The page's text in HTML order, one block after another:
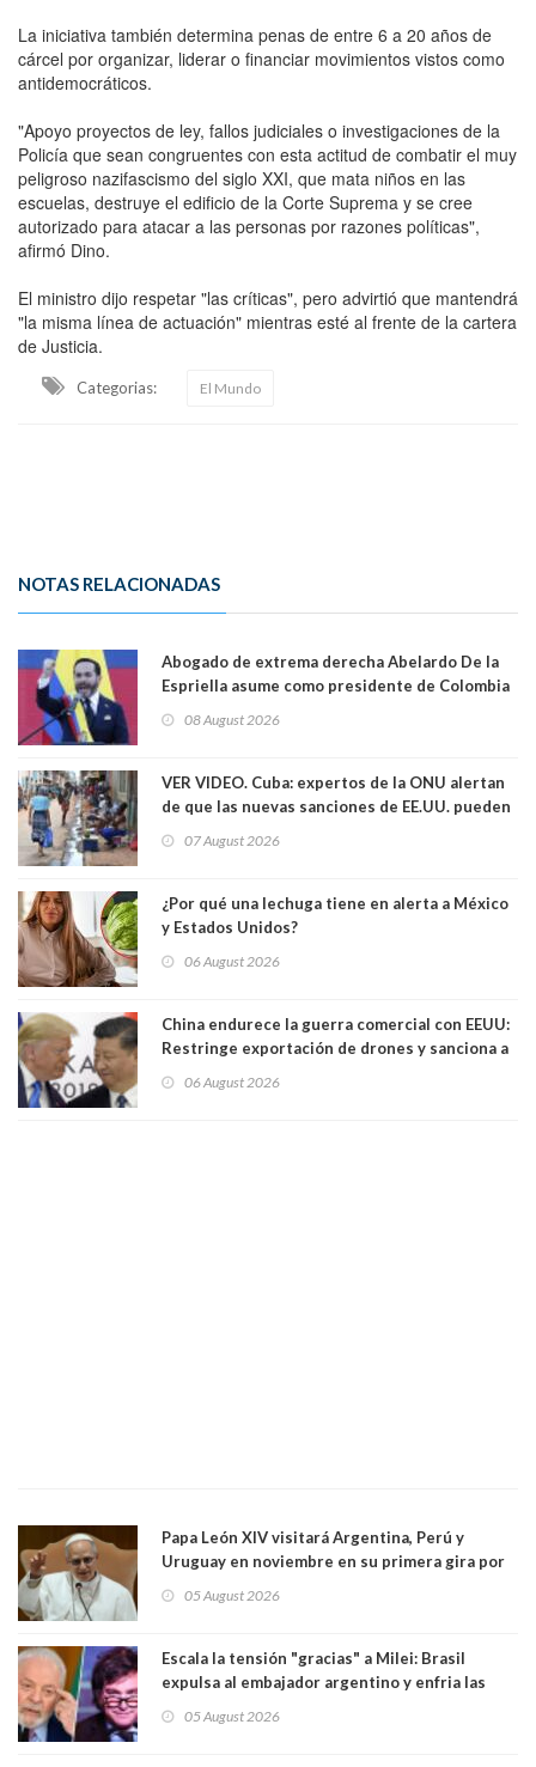
La iniciativa también determina penas de entre 6 a 20 años de
cárcel por organizar, liderar o financiar movimientos vistos como
antidemocráticos.
"Apoyo proyectos de ley, fallos judiciales o investigaciones de la
Policía que sean congruentes con esta actitud de combatir el muy
peligroso nazifascismo del siglo XXI, que mata niños en las
escuelas, destruye el edificio de la Corte Suprema y se cree
autorizado para atacar a las personas por razones políticas",
afirmó Dino.
El ministro dijo respetar "las críticas", pero advirtió que mantendrá
"la misma línea de actuación" mientras esté al frente de la cartera
de Justicia.
Categorias: El Mundo
NOTAS RELACIONADAS
Abogado de extrema derecha Abelardo De la
Espriella asume como presidente de Colombia
08 August 2026
VER VIDEO. Cuba: expertos de la ONU alertan
de que las nuevas sanciones de EE.UU. pueden
07 August 2026
¿Por qué una lechuga tiene en alerta a México
y Estados Unidos?
06 August 2026
China endurece la guerra comercial con EEUU:
Restringe exportación de drones y sanciona a
06 August 2026
Papa León XIV visitará Argentina, Perú y
Uruguay en noviembre en su primera gira por
05 August 2026
Escala la tensión "gracias" a Milei: Brasil
expulsa al embajador argentino y enfria las
trasandino
05 August 2026